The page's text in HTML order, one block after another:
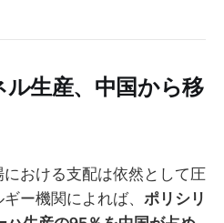
生産、中国から移
における支配は依然として圧
ー機関によれば、 ポリシリ